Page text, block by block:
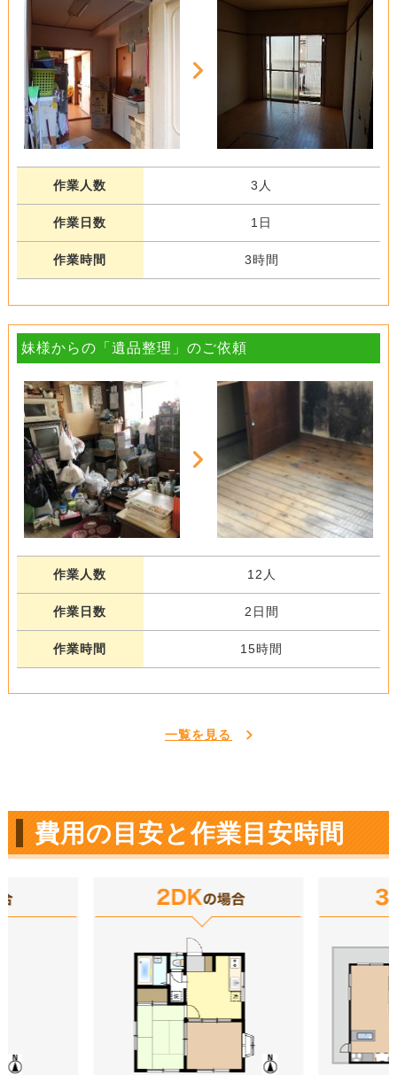
作業人数 3人
作業日数 1日
作業時間 3時間
妹様からの「遺品整理」のご依頼
作業人数 12人
作業日数 2日間
作業時間 15時間
一覧を見る
費用の目安と作業目安時間